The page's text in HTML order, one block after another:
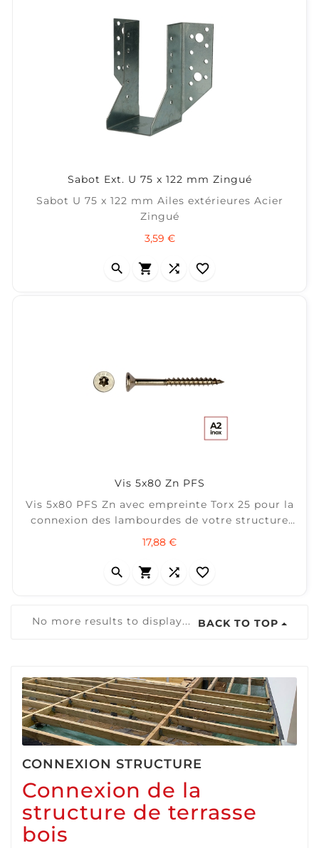
Sabot Ext. U 75 x 122 mm Zingué
Sabot U 75 x 122 mm Ailes extérieures Acier
Zingué
3,59 €Prix
   
Vis 5x80 Zn PFS
Vis 5x80 PFS Zn avec empreinte Torx 25 pour la
connexion des lambourdes de votre structure
de terrasse. ± 40 m2 / Boîte 200
17,88 €Prix
   
No more results to display... BACK TO TOP
CONNEXION STRUCTURE
Connexion de la
structure de terrasse
bois